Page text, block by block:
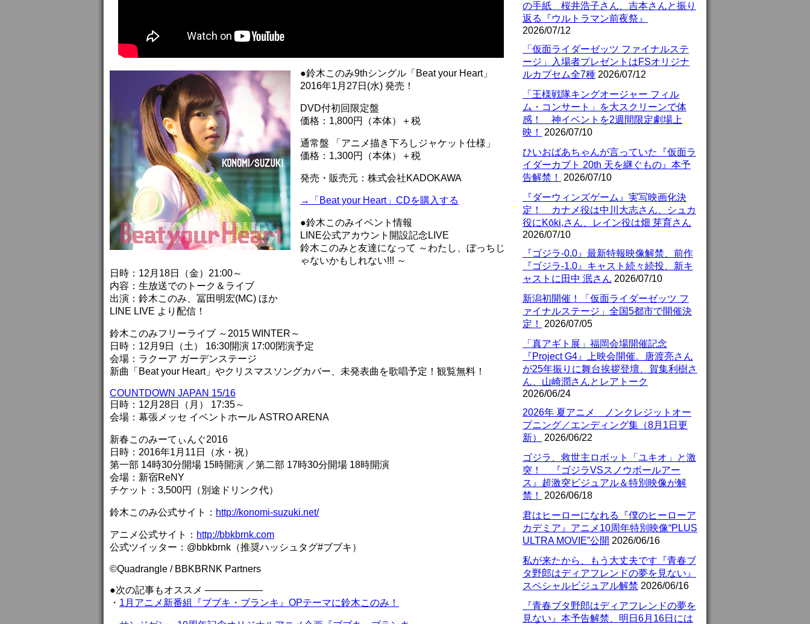
●鈴木このみ9thシングル「Beat your Heart」
2016年1月27日(水) 発売！
DVD付初回限定盤
価格：1,800円（本体）＋税
通常盤 「アニメ描き下ろしジャケット仕様」
価格：1,300円（本体）＋税
発売・販売元：株式会社KADOKAWA
→「Beat your Heart」CDを購入する
●鈴木このみイベント情報
LINE公式アカウント開設記念LIVE
鈴木このみと友達になって ～わたし、ぼっちじ
ゃないかもしれない!!! ～
日時：12月18日（金）21:00～
内容：生放送でのトーク＆ライブ
出演：鈴木このみ、冨田明宏(MC) ほか
LINE LIVE より配信！
鈴木このみフリーライブ ～2015 WINTER～
日時：12月9日（土） 16:30開演 17:00閉演予定
会場：ラクーア ガーデンステージ
新曲「Beat your Heart」やクリスマスソングカバー、未発表曲を歌唱予定！観覧無料！
COUNTDOWN JAPAN 15/16
日時：12月28日（月） 17:35～
会場：幕張メッセ イベントホール ASTRO ARENA
新春このみーてぃんぐ2016
日時：2016年1月11日（水・祝）
第一部 14時30分開場 15時開演 ／第二部 17時30分開場 18時開演
会場：新宿ReNY
チケット：3,500円（別途ドリンク代）
鈴木このみ公式サイト： http://konomi-suzuki.net/
アニメ公式サイト： http://bbkbrnk.com
公式ツイッター：@bbkbrnk（推奨ハッシュタグ#ブブキ）
©Quadrangle / BBKBRNK Partners
●次の記事もオススメ ——————
・ 1月アニメ新番組『ブブキ・ブランキ』OPテーマに鈴木このみ！
の手紙 桜井浩子さん、吉本さんと振り
返る『ウルトラマン前夜祭』
2026/07/12
「仮面ライダーゼッツ ファイナルステ
ージ」入場者プレゼントはFSオリジナ
ルカプセム全7種 2026/07/12
「王様戦隊キングオージャー フィル
ム・コンサート」を大スクリーンで体
感！ 神イベントを2週間限定劇場上
映！
2026/07/10
ひいおばあちゃんが言っていた『仮面ラ
イダーカブト 20th 天を継ぐもの』本予
告解禁！
2026/07/10
『ダーウィンズゲーム』実写映画化決
定！ カナメ役は中川大志さん、シュカ
役にKōki,さん、レイン役は畑 芽育さん
2026/07/10
『ゴジラ-0.0』最新特報映像解禁、前作
『ゴジラ-1.0』キャスト続々続投、新キ
ャストに田中 泯さん 2026/07/10
新潟初開催！「仮面ライダーゼッツ フ
ァイナルステージ」全国5都市で開催決
定！
2026/07/05
「真アギト展」福岡会場開催記念
『Project G4』上映会開催。唐渡亮さん
が25年振りに舞台挨拶登壇、賀集利樹さ
ん、山崎潤さんとレアトーク
2026/06/24
2026年 夏アニメ ノンクレジットオー
プニング／エンディング集（8月1日更
新）
2026/06/22
ゴジラ、救世主ロボット「ユキオ」と激
突！ 『ゴジラVSスノウボールアー
ス』超激突ビジュアル＆特別映像が解
禁！
2026/06/18
君はヒーローになれる『僕のヒーローア
カデミア』アニメ10周年特別映像“PLUS
ULTRA MOVIE”公開 2026/06/16
私が来たから、もう大丈夫です『青春ブ
タ野郎はディアフレンドの夢を見ない』
スペシャルビジュアル解禁 2026/06/16
『青春ブタ野郎はディアフレンドの夢を
見ない』本予告解禁、明日6月16日には